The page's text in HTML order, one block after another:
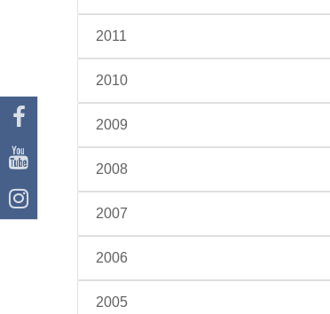
2011
2010
2009
2008
2007
2006
2005